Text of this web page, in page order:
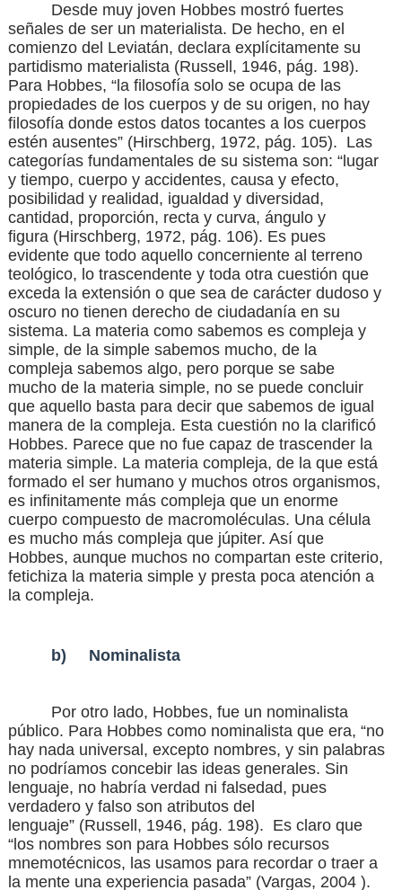
Desde muy joven Hobbes mostró fuertes
señales de ser un materialista. De hecho, en el
comienzo del Leviatán, declara explícitamente su
partidismo materialista (Russell, 1946, pág. 198).
Para Hobbes, “la filosofía solo se ocupa de las
propiedades de los cuerpos y de su origen, no hay
filosofía donde estos datos tocantes a los cuerpos
estén ausentes” (Hirschberg, 1972, pág. 105). Las
categorías fundamentales de su sistema son: “lugar
y tiempo, cuerpo y accidentes, causa y efecto,
posibilidad y realidad, igualdad y diversidad,
cantidad, proporción, recta y curva, ángulo y
figura (Hirschberg, 1972, pág. 106). Es pues
evidente que todo aquello concerniente al terreno
teológico, lo trascendente y toda otra cuestión que
exceda la extensión o que sea de carácter dudoso y
oscuro no tienen derecho de ciudadanía en su
sistema. La materia como sabemos es compleja y
simple, de la simple sabemos mucho, de la
compleja sabemos algo, pero porque se sabe
mucho de la materia simple, no se puede concluir
que aquello basta para decir que sabemos de igual
manera de la compleja. Esta cuestión no la clarificó
Hobbes. Parece que no fue capaz de trascender la
materia simple. La materia compleja, de la que está
formado el ser humano y muchos otros organismos,
es infinitamente más compleja que un enorme
cuerpo compuesto de macromoléculas. Una célula
es mucho más compleja que júpiter. Así que
Hobbes, aunque muchos no compartan este criterio,
fetichiza la materia simple y presta poca atención a
la compleja.
b) Nominalista
Por otro lado, Hobbes, fue un nominalista
público. Para Hobbes como nominalista que era, “no
hay nada universal, excepto nombres, y sin palabras
no podríamos concebir las ideas generales. Sin
lenguaje, no habría verdad ni falsedad, pues
verdadero y falso son atributos del
lenguaje” (Russell, 1946, pág. 198). Es claro que
“los nombres son para Hobbes sólo recursos
mnemotécnicos, las usamos para recordar o traer a
la mente una experiencia pasada” (Vargas, 2004 ).